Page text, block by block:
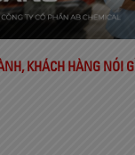
KHÁCH HÀNG NÓI